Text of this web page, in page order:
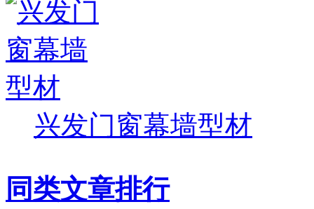
兴发门窗幕墙型材
同类文章排行